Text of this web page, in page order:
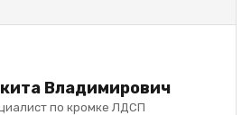
Владимирович
по кромке ЛДСП